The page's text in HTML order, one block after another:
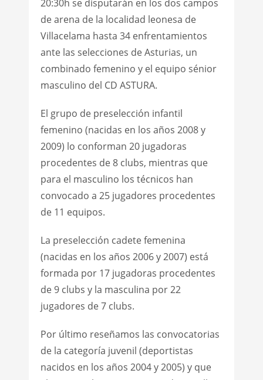
20:30h se disputarán en los dos campos
de arena de la localidad leonesa de
Villacelama hasta 34 enfrentamientos
ante las selecciones de Asturias, un
combinado femenino y el equipo sénior
masculino del CD ASTURA.
El grupo de preselección infantil
femenino (nacidas en los años 2008 y
2009) lo conforman 20 jugadoras
procedentes de 8 clubs, mientras que
para el masculino los técnicos han
convocado a 25 jugadores procedentes
de 11 equipos.
La preselección cadete femenina
(nacidas en los años 2006 y 2007) está
formada por 17 jugadoras procedentes
de 9 clubs y la masculina por 22
jugadores de 7 clubs.
Por último reseñamos las convocatorias
de la categoría juvenil (deportistas
nacidos en los años 2004 y 2005) y que